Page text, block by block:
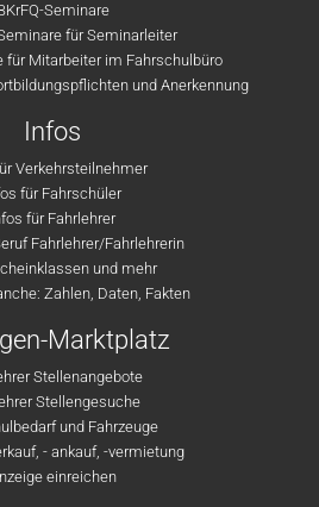
Seminare
für Seminarleiter
für Mitarbeiter im Fahrschulbüro
und Anerkennung
Infos
Verkehrsteilnehmer
für Fahrschüler
für Fahrlehrer
Fahrlehrer/Fahrlehrerin
und mehr
Zahlen, Daten, Fakten
Marktplatz
Stellenangebote
Stellengesuche
und Fahrzeuge
- ankauf, -vermietung
einreichen